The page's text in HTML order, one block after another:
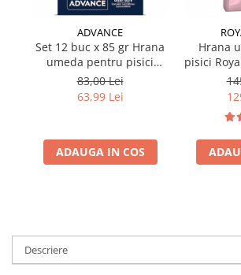
ADVANCE
Set 12 buc x 85 gr Hrana
umeda pentru pisici
Advance Kitten cu curcan
83,00 Lei
63,99 Lei
ADAUGA IN COS
Hrana
pisici
Descriere